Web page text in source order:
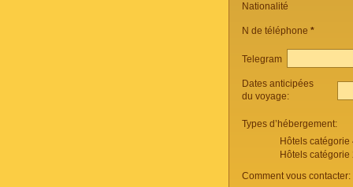
Nationalité
N de téléphone *
Telegram
Dates anticipées
du voyage:
Types d’hébergement:
Hôtels
Hôtels
Comment vous contacter: